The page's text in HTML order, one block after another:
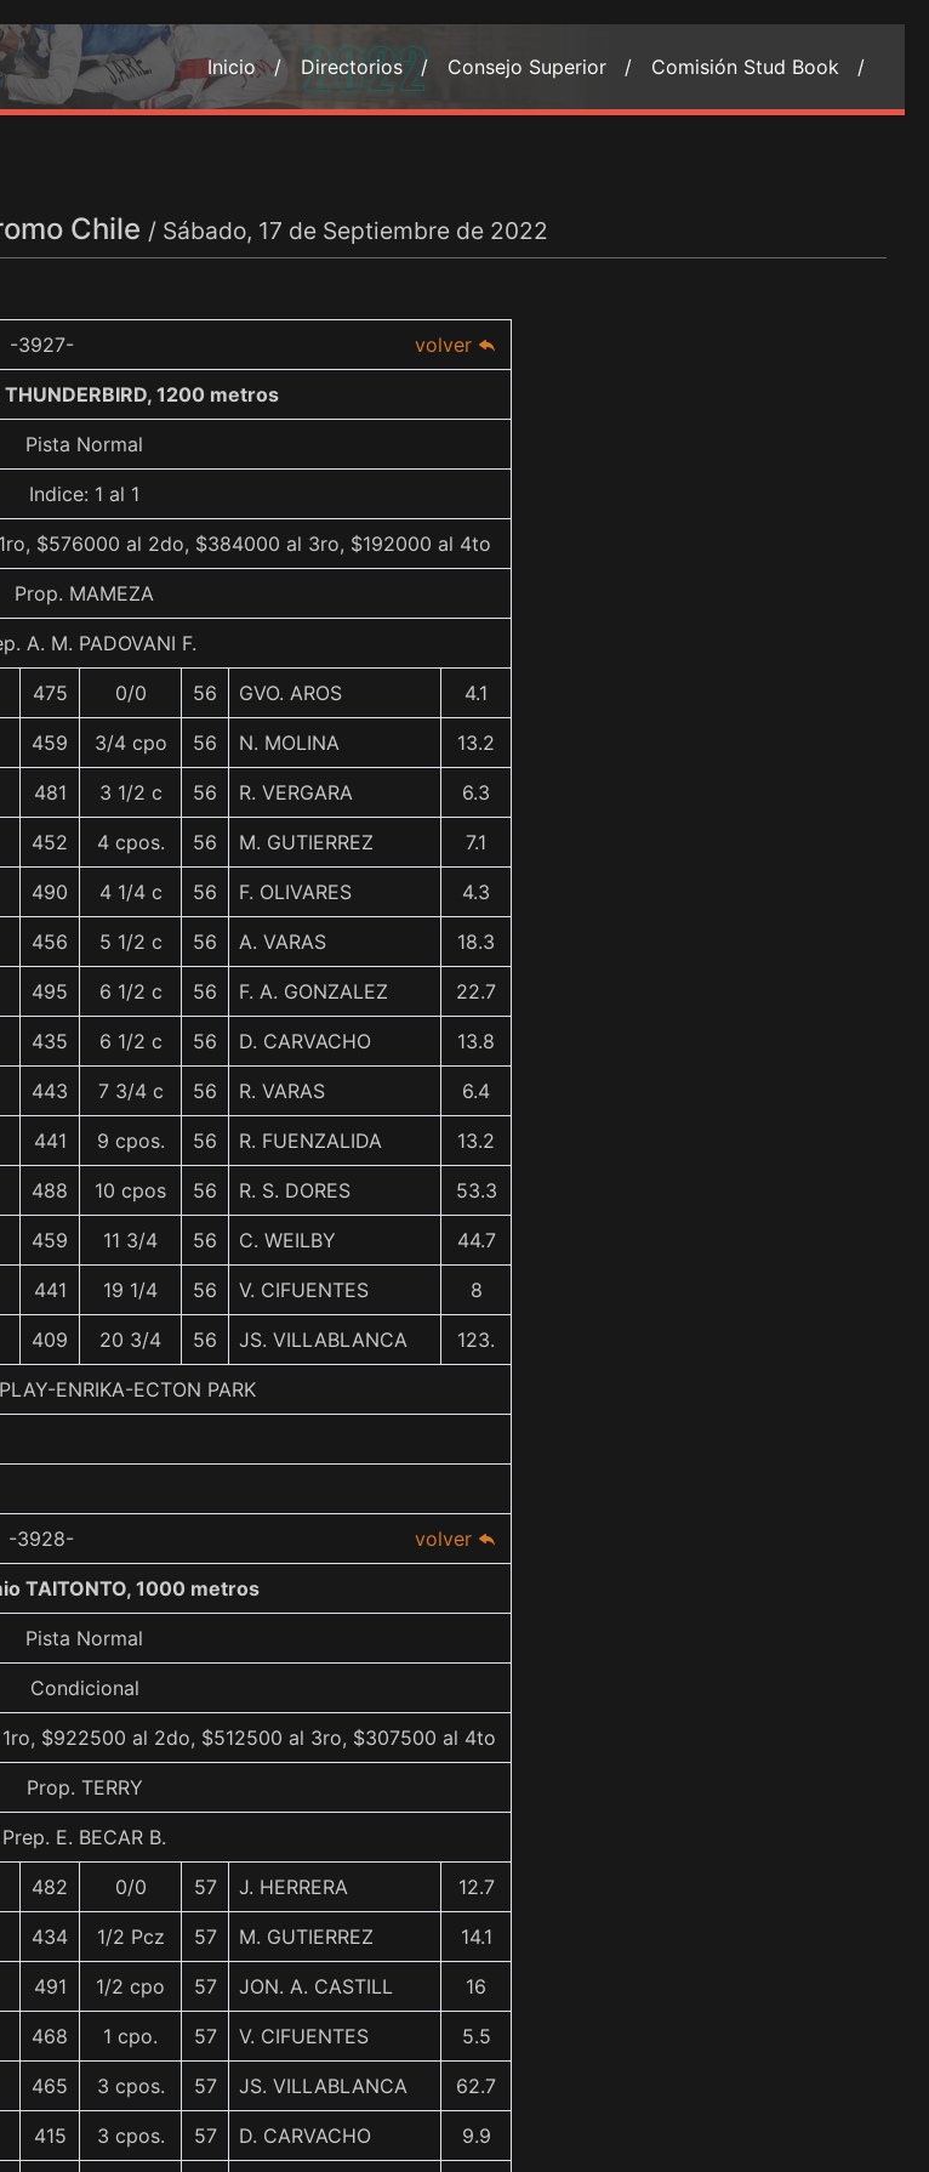
Inicio / Directorios / Consejo Superior / Comisión Stud Book /
Chile / Sábado, 17 de Septiembre de 2022
-3927- volver
1200 metros
Pista Normal
Indice: 1 al 1
$576000 al 2do, $384000 al 3ro, $192000 al 4to
Prop. MAMEZA
A. M. PADOVANI F.
475 0/0 56 GVO. AROS 4.1
459 3/4 cpo 56 N. MOLINA 13.2
481 3 1/2 c 56 R. VERGARA 6.3
452 4 cpos. 56 M. GUTIERREZ 7.1
490 4 1/4 c 56 F. OLIVARES 4.3
456 5 1/2 c 56 A. VARAS 18.3
495 6 1/2 c 56 F. A. GONZALEZ 22.7
435 6 1/2 c 56 D. CARVACHO 13.8
443 7 3/4 c 56 R. VARAS 6.4
441 9 cpos. 56 R. FUENZALIDA 13.2
488 10 cpos 56 R. S. DORES 53.3
459 11 3/4 56 C. WEILBY 44.7
441 19 1/4 56 V. CIFUENTES 8
409 20 3/4 56 JS. VILLABLANCA 123.
ENRIKA-ECTON PARK
-3928- volver
TAITONTO, 1000 metros
Pista Normal
Condicional
$922500 al 2do, $512500 al 3ro, $307500 al 4to
Prop. TERRY
Prep. E. BECAR B.
482 0/0 57 J. HERRERA 12.7
434 1/2 Pcz 57 M. GUTIERREZ 14.1
491 1/2 cpo 57 JON. A. CASTILL 16
468 1 cpo. 57 V. CIFUENTES 5.5
465 3 cpos. 57 JS. VILLABLANCA 62.7
415 3 cpos. 57 D. CARVACHO 9.9